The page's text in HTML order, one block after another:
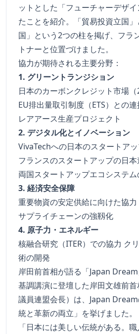
ットとした「フューチャーデザ
たことを紹介。「貿易投資立国
国」という2つの柱を掲げ、フラ
トナーと位置づけました。
協力が期待される主要分野：
1. グリーントランジション
日本のカーボンクレジット市場（
EU排出量取引制度（ETS）との
レアアース生産プロジェクト
2. デジタル化とイノベーション
VivaTechへの日本のスタートア
フランスのスタートアップの日本
両国スタートアップエコシステ
3. 経済安全保障
重要物資の安定供給に向けた協力
サプライチェーンの強靱化
4. 原子力・エネルギー
核融合研究（ITER）での協力 ク
術の開発
岸田前首相が語る「Japan Dream
基調講演に登壇した岸田文雄前
議員連盟会長）は、Japan
統と革新の両立」を挙げました。
「日本には美しい伝統がある。